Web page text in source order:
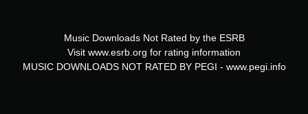
Music Downloads Not Rated by the ESRB
Visit www.esrb.org for rating information
MUSIC DOWNLOADS NOT RATED BY PEGI - www.pegi.info